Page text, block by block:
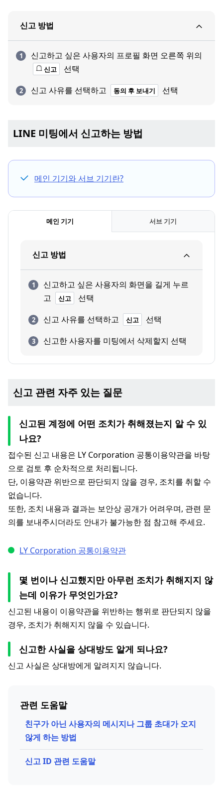
신고 방법
신고하고 싶은 사용자의 프로필 화면 오른쪽 위의
신고
선택
신고 사유를 선택하고
동의 후 보내기 선택
LINE 미팅에서 신고하는 방법
메인 기기와 서브 기기란?
메인 기기 서브 기기
신고 방법
신고하고 싶은 사용자의 화면을 길게 누르
고
신고
선택
신고 사유를 선택하고
신고
선택
신고한 사용자를 미팅에서 삭제할지 선택
신고 관련 자주 있는 질문
신고된 계정에 어떤 조치가 취해졌는지 알 수 있
나요?
접수된 신고 내용은 LY Corporation 공통이용약관을 바탕
으로 검토 후 순차적으로 처리됩니다.
단, 이용약관 위반으로 판단되지 않을 경우, 조치를 취할 수
없습니다.
또한, 조치 내용과 결과는 보안상 공개가 어려우며, 관련 문
의를 보내주시더라도 안내가 불가능한 점 참고해 주세요.
LY Corporation 공통이용약관
몇 번이나 신고했지만 아무런 조치가 취해지지 않
는데 이유가 무엇인가요?
신고된 내용이 이용약관을 위반하는 행위로 판단되지 않을
경우, 조치가 취해지지 않을 수 있습니다.
신고한 사실을 상대방도 알게 되나요?
신고 사실은 상대방에게 알려지지 않습니다.
관련 도움말
친구가 아닌 사용자의 메시지나 그룹 초대가 오지
않게 하는 방법
신고 ID 관련 도움말